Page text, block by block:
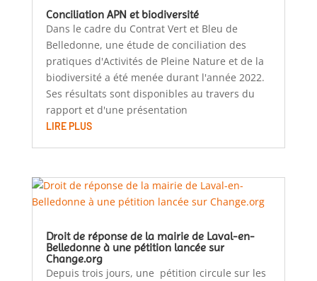
Conciliation APN et biodiversité
Dans le cadre du Contrat Vert et Bleu de
Belledonne, une étude de conciliation des
pratiques d'Activités de Pleine Nature et de la
biodiversité a été menée durant l'année 2022.
Ses résultats sont disponibles au travers du
rapport et d'une présentation
LIRE PLUS
Droit de réponse de la mairie de Laval-en-
Belledonne à une pétition lancée sur
Change.org
Depuis trois jours, une pétition circule sur les